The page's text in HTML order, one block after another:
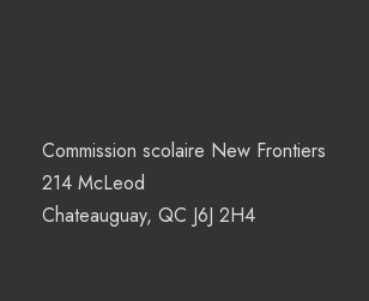
Commission scolaire New Frontiers
214 McLeod
Chateauguay, QC J6J 2H4